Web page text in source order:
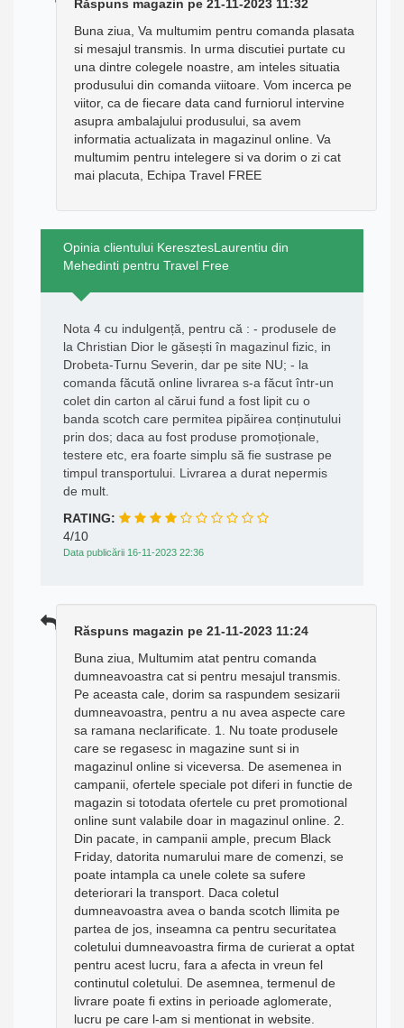
Răspuns magazin pe 21-11-2023 11:32
Buna ziua, Va multumim pentru comanda plasata
si mesajul transmis. In urma discutiei purtate cu
una dintre colegele noastre, am inteles situatia
produsului din comanda viitoare. Vom incerca pe
viitor, ca de fiecare data cand furniorul intervine
asupra ambalajului produsului, sa avem
informatia actualizata in magazinul online. Va
multumim pentru intelegere si va dorim o zi cat
mai placuta, Echipa Travel FREE
Opinia clientului KeresztesLaurentiu din
Mehedinti pentru Travel Free
Nota 4 cu indulgență, pentru că : - produsele de
la Christian Dior le găsești în magazinul fizic, in
Drobeta-Turnu Severin, dar pe site NU; - la
comanda făcută online livrarea s-a făcut într-un
colet din carton al cărui fund a fost lipit cu o
banda scotch care permitea pipăirea conținutului
prin dos; daca au fost produse promoționale,
testere etc, era foarte simplu să fie sustrase pe
timpul transportului. Livrarea a durat nepermis
de mult.
RATING:
4/10
Data publicării 16-11-2023 22:36
Răspuns magazin pe 21-11-2023 11:24
Buna ziua, Multumim atat pentru comanda
dumneavoastra cat si pentru mesajul transmis.
Pe aceasta cale, dorim sa raspundem sesizarii
dumneavoastra, pentru a nu avea aspecte care
sa ramana neclarificate. 1. Nu toate produsele
care se regasesc in magazine sunt si in
magazinul online si viceversa. De asemenea in
campanii, ofertele speciale pot diferi in functie de
magazin si totodata ofertele cu pret promotional
online sunt valabile doar in magazinul online. 2.
Din pacate, in campanii ample, precum Black
Friday, datorita numarului mare de comenzi, se
poate intampla ca unele colete sa sufere
deteriorari la transport. Daca coletul
dumneavoastra avea o banda scotch llimita pe
partea de jos, inseamna ca pentru securitatea
coletului dumneavoastra firma de curierat a optat
pentru acest lucru, fara a afecta in vreun fel
continutul coletului. De asemnea, termenul de
livrare poate fi extins in perioade aglomerate,
lucru pe care l-am si mentionat in website.